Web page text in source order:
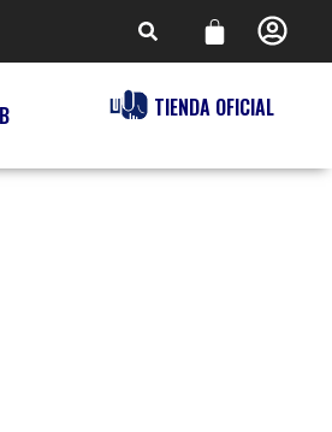
TIENDA OFICIAL